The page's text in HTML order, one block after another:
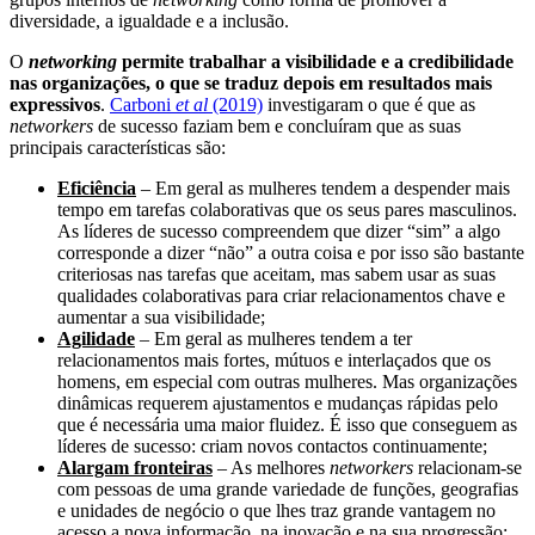
diversidade, a igualdade e a inclusão.
O networking permite trabalhar a visibilidade e a credibilidade
nas organizações, o que se traduz depois em resultados mais
expressivos. Carboni et al (2019) investigaram o que é que as
networkers de sucesso faziam bem e concluíram que as suas
principais características são:
Eficiência – Em geral as mulheres tendem a despender mais
tempo em tarefas colaborativas que os seus pares masculinos.
As líderes de sucesso compreendem que dizer “sim” a algo
corresponde a dizer “não” a outra coisa e por isso são bastante
criteriosas nas tarefas que aceitam, mas sabem usar as suas
qualidades colaborativas para criar relacionamentos chave e
aumentar a sua visibilidade;
Agilidade – Em geral as mulheres tendem a ter
relacionamentos mais fortes, mútuos e interlaçados que os
homens, em especial com outras mulheres. Mas organizações
dinâmicas requerem ajustamentos e mudanças rápidas pelo
que é necessária uma maior fluidez. É isso que conseguem as
líderes de sucesso: criam novos contactos continuamente;
Alargam fronteiras – As melhores networkers relacionam-se
com pessoas de uma grande variedade de funções, geografias
e unidades de negócio o que lhes traz grande vantagem no